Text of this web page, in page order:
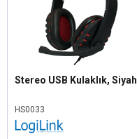
Stereo USB Kulaklık, Siyah
HS0033